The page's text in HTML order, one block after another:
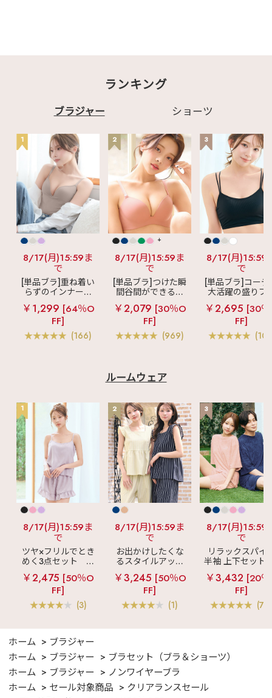
ランキング
ブラジャー ショーツ
1
8/17(月)15:59ま
で
[単品ブラ]重ね着い
らずのインナーブ
ラ
リッチバスト
ブラトップ (ワイヤ
ー入り)
￥1,299 [64％O
FF]
(166)
2
+
8/17(月)15:59ま
で
[単品ブラ]つけた瞬
間谷間ができるシ
ームレスブラ
超
盛ブラ(R) シームレ
ス 単品ブラジャー
￥2,079 [30％O
FF]
(969)
3
8/17(月)15:59
で
[単品ブラ]コーデ
大活躍の盛りブ
ショートレン
ス ブラトップ 超
ブラ(R) 単品ブ
ャー
￥2,695 [30
FF]
ルームウェア
1
8/17(月)15:59ま
で
ツヤ×フリルでとき
めく3点セット
シ
ルキー ショートパ
ンツ 3点セット
￥2,475 [50％O
FF]
(3)
2
8/17(月)15:59ま
で
お出かけしたくな
るスタイルアップ
見え
ストライプ
フリル ロングパン
ツ 綿混 上下セット
￥3,245 [50％O
FF]
(1)
3
8/17(月)15:59
で
リラックスパイ
半袖 上下セット
女兼用サイズ)
￥3,432 [20
FF]
ホーム
ブラジャー
ホーム
ブラジャー
ブラセット（ブラ＆ショーツ）
ホーム
ブラジャー
ノンワイヤーブラ
ホーム
セール対象商品
クリアランスセール